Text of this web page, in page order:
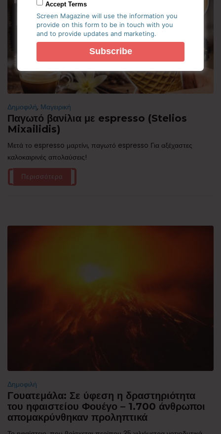
Δημοφιλή, Μαγειρική
Παγωτό βανίλια με espresso (Stelios
Mixailidis)
Μετά το espresso μαρτίνι, παγωτό espresso Για αξέχαστες
καλοκαιρινές απολαύσεις!
Περισσότερα
Δημοφιλή
Γουατεμάλα: Σε ύφεση η δραστηριότητα
του ηφαιστείου Φουέγο – 1.700 άνθρωποι
απομακρύνθηκαν προληπτικά
Accept Terms
Screen Magazine will use the information you
provide on this form to be in touch with you
and to provide updates and marketing.